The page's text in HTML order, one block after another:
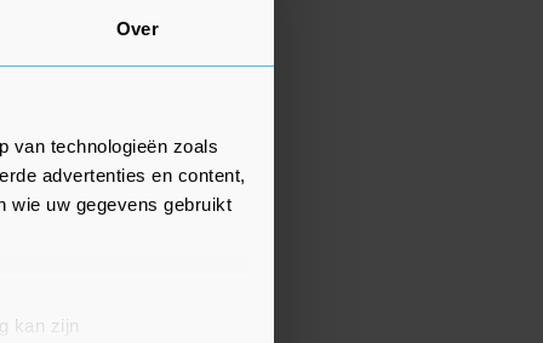
Over
van technologieën zoals
advertenties en content,
wie uw gegevens gebruikt
kan zijn